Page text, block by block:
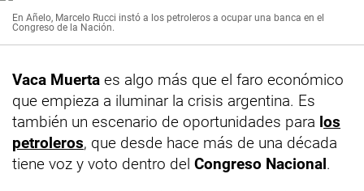
En Añelo, Marcelo Rucci instó a los petroleros a ocupar una banca en el
Congreso de la Nación.
Vaca Muerta es algo más que el faro económico
que empieza a iluminar la crisis argentina. Es
también un escenario de oportunidades para los
petroleros, que desde hace más de una década
tiene voz y voto dentro del Congreso Nacional.